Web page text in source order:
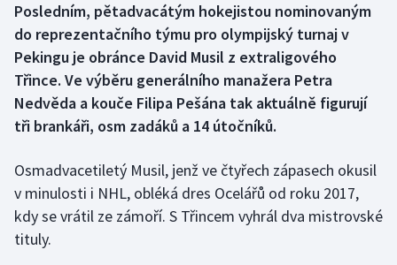
Box
Curling
Dostihy
Florbal
Futsal
Golf
Posledním, pětadvacátým hokejistou nominovaným
do reprezentačního týmu pro olympijský turnaj v
Pekingu je obránce David Musil z extraligového
Třince. Ve výběru generálního manažera Petra
Nedvěda a kouče Filipa Pešána tak aktuálně figurují
tři brankáři, osm zadáků a 14 útočníků.
Osmadvacetiletý Musil, jenž ve čtyřech zápasech okusil
v minulosti i NHL, obléká dres Ocelářů od roku 2017,
kdy se vrátil ze zámoří. S Třincem vyhrál dva mistrovské
tituly.